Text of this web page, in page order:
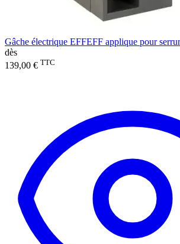
Gâche électrique EFFEFF applique pour
dès
139,00 € TTC